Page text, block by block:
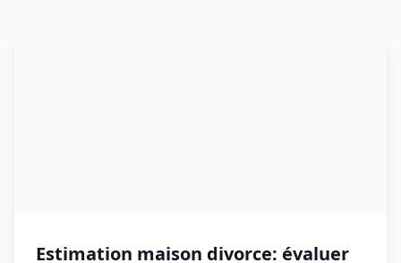
Estimation maison divorce: évaluer